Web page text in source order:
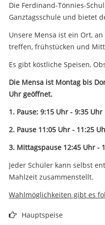
Die Ferdinand-Tönnies-
Ganztagsschule und bietet
Unsere Mensa ist ein Ort,
treffen, frühstücken und
Es gibt köstliche Speisen,
Die Mensa ist Montag bis
Uhr geöffnet.
1. Pause: 9:15 Uhr - 9:35 Uhr
2. Pause 11:05 Uhr - 11:25
3. Mittagspause 12:45 Uhr -
Jeder Schüler kann selbst
Mahlzeit zusammenstellt.
Wahlmöglichkeiten gibt es
Hauptspeise